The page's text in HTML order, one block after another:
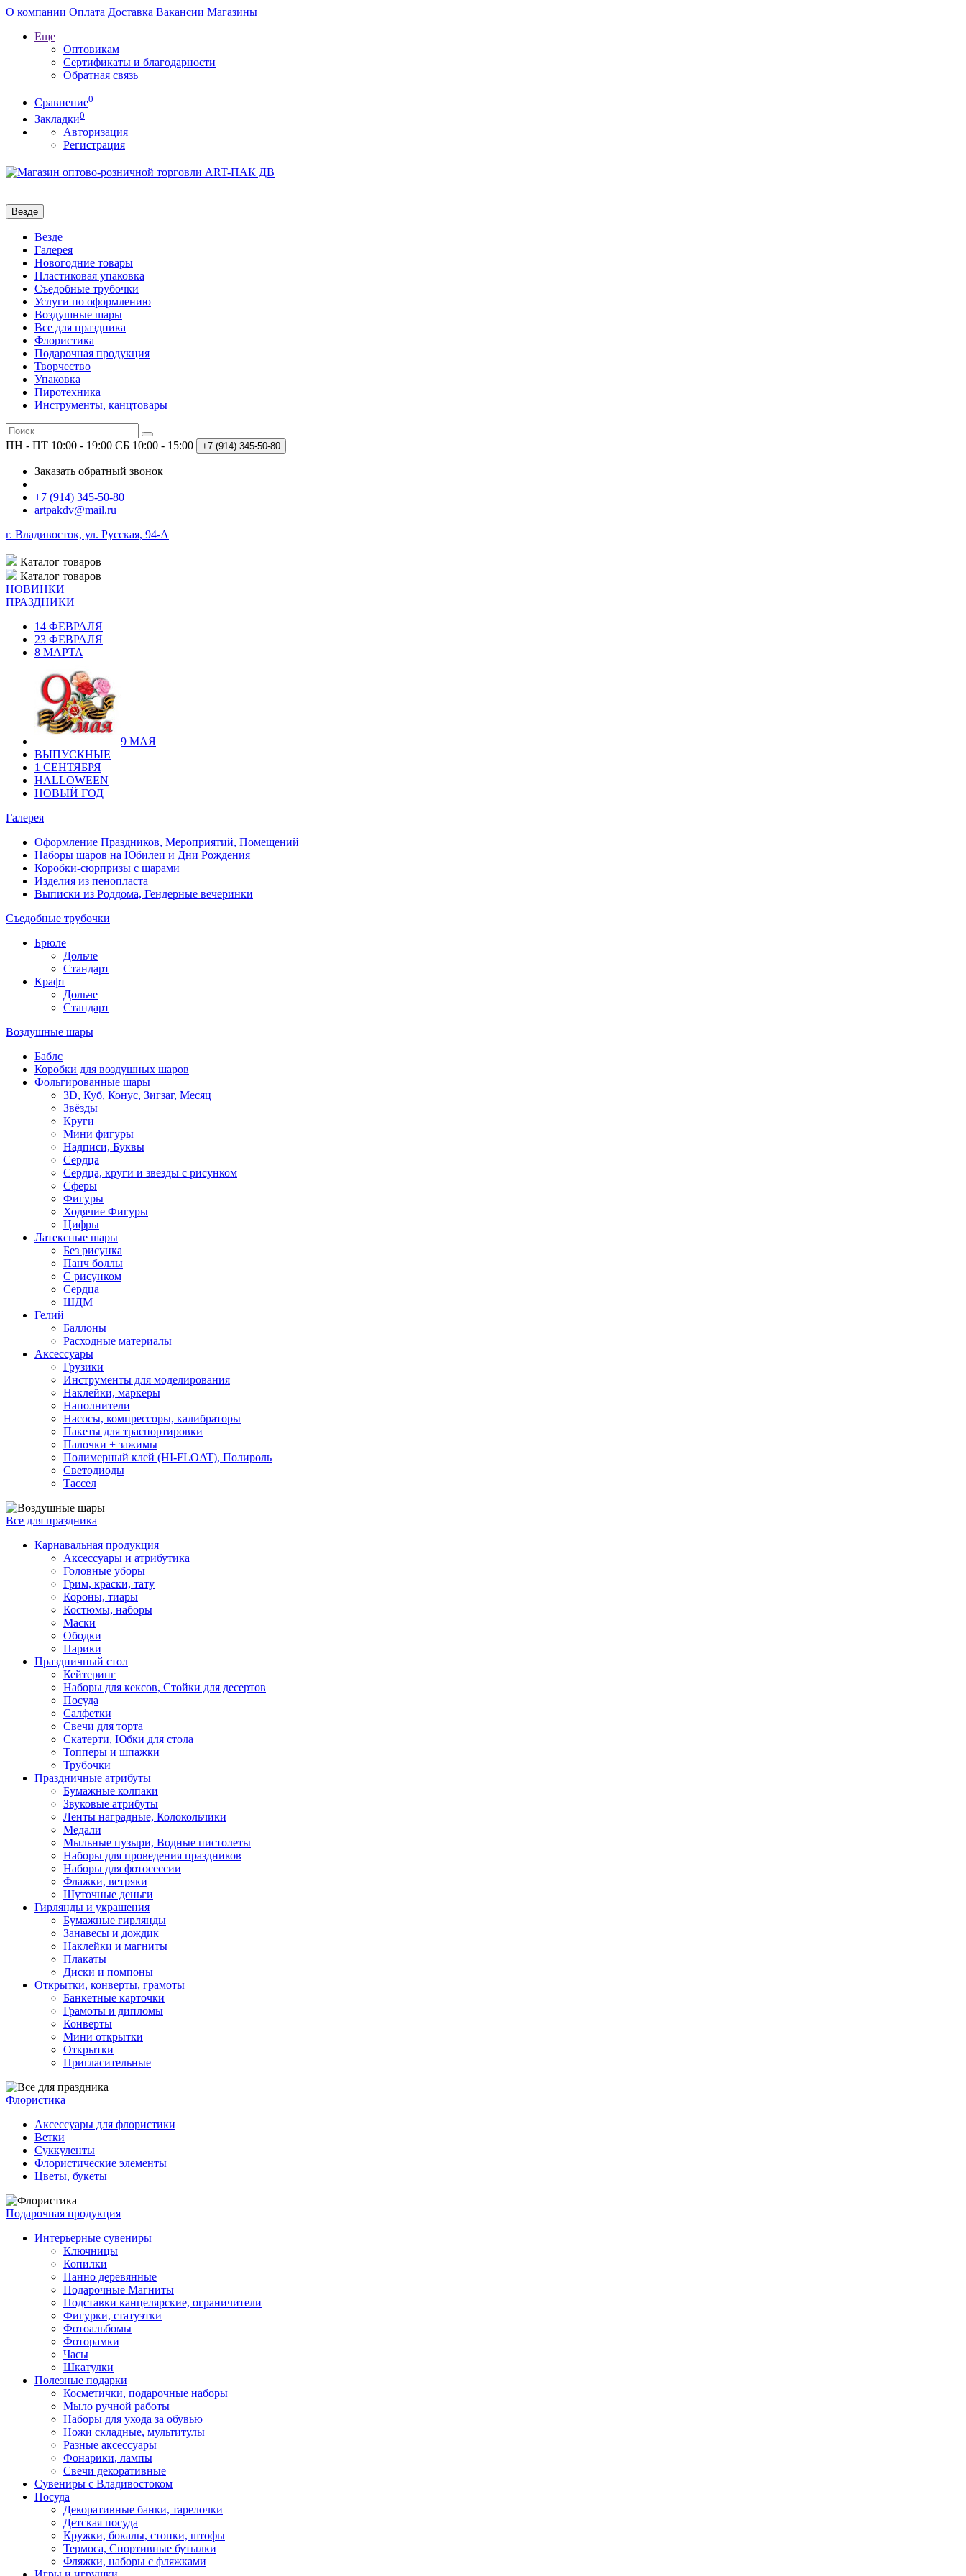
О компании Оплата Доставка Вакансии Магазины
Еще
Оптовикам
Сертификаты и благодарности
Обратная связь
Сравнение0
Закладки0
Авторизация
Регистрация
Везде
Везде
Галерея
Новогодние товары
Пластиковая упаковка
Съедобные трубочки
Услуги по оформлению
Воздушные шары
Все для праздника
Флористика
Подарочная продукция
Творчество
Упаковка
Пиротехника
Инструменты, канцтовары
ПН - ПТ 10:00 - 19:00 СБ 10:00 - 15:00 +7 (914) 345-50-80
Заказать обратный звонок
+7 (914) 345-50-80
artpakdv@mail.ru
г. Владивосток, ул. Русская, 94-А
Каталог товаров
Каталог товаров
НОВИНКИ
ПРАЗДНИКИ
14 ФЕВРАЛЯ
23 ФЕВРАЛЯ
8 МАРТА
9 МАЯ
ВЫПУСКНЫЕ
1 СЕНТЯБРЯ
HALLOWEEN
НОВЫЙ ГОД
Галерея
Оформление Праздников, Мероприятий, Помещений
Наборы шаров на Юбилеи и Дни Рождения
Коробки-сюрпризы с шарами
Изделия из пенопласта
Выписки из Роддома, Гендерные вечеринки
Съедобные трубочки
Брюле
Дольче
Стандарт
Крафт
Дольче
Стандарт
Воздушные шары
Баблс
Коробки для воздушных шаров
Фольгированные шары
3D, Куб, Конус, Зигзаг, Месяц
Звёзды
Круги
Мини фигуры
Надписи, Буквы
Сердца
Сердца, круги и звезды с рисунком
Сферы
Фигуры
Ходячие Фигуры
Цифры
Латексные шары
Без рисунка
Панч боллы
С рисунком
Сердца
ШДМ
Гелий
Баллоны
Расходные материалы
Аксессуары
Грузики
Инструменты для моделирования
Наклейки, маркеры
Наполнители
Насосы, компрессоры, калибраторы
Пакеты для траспортировки
Палочки + зажимы
Полимерный клей (HI-FLOAT), Полироль
Светодиоды
Тассел
Все для праздника
Карнавальная продукция
Аксессуары и атрибутика
Головные уборы
Грим, краски, тату
Короны, тиары
Костюмы, наборы
Маски
Ободки
Парики
Праздничный стол
Кейтеринг
Наборы для кексов, Стойки для десертов
Посуда
Салфетки
Свечи для торта
Скатерти, Юбки для стола
Топперы и шпажки
Трубочки
Праздничные атрибуты
Бумажные колпаки
Звуковые атрибуты
Ленты наградные, Колокольчики
Медали
Мыльные пузыри, Водные пистолеты
Наборы для проведения праздников
Наборы для фотосессии
Флажки, ветряки
Шуточные деньги
Гирлянды и украшения
Бумажные гирлянды
Занавесы и дождик
Наклейки и магниты
Плакаты
Диски и помпоны
Открытки, конверты, грамоты
Банкетные карточки
Грамоты и дипломы
Конверты
Мини открытки
Открытки
Пригласительные
Флористика
Аксессуары для флористики
Ветки
Суккуленты
Флористические элементы
Цветы, букеты
Подарочная продукция
Интерьерные сувениры
Ключницы
Копилки
Панно деревянные
Подарочные Магниты
Подставки канцелярские, ограничители
Фигурки, статуэтки
Фотоальбомы
Фоторамки
Часы
Шкатулки
Полезные подарки
Косметички, подарочные наборы
Мыло ручной работы
Наборы для ухода за обувью
Ножи складные, мультитулы
Разные аксессуары
Фонарики, лампы
Свечи декоративные
Сувениры с Владивостоком
Посуда
Декоративные банки, тарелочки
Детская посуда
Кружки, бокалы, стопки, штофы
Термоса, Спортивные бутылки
Фляжки, наборы с фляжками